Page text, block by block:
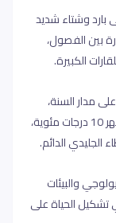
بارد وشتاء شديد
بين الفصول،
الكبيرة.
مدار السنة،
حيث لا يتجاوز متوسط درجة حرارة أدفأ شهر 10 درجات مئوية،
الجليدي الدائم.
والبيئات
تشكيل الحياة على